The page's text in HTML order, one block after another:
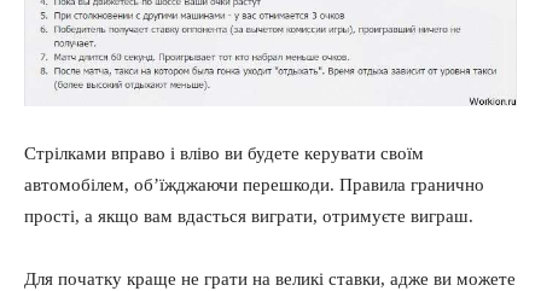
Стрілками вправо і вліво ви будете керувати своїм
автомобілем, об’їжджаючи перешкоди. Правила гранично
прості, а якщо вам вдасться виграти, отримуєте виграш.
Для початку краще не грати на великі ставки, адже ви можете